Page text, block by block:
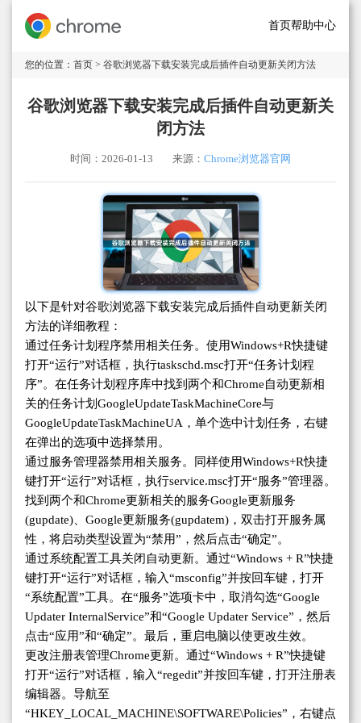
首页帮助中心
您的位置： 首页 > 谷歌浏览器下载安装完成后插件自动更新关闭方法
谷歌浏览器下载安装完成后插件自动更新关
闭方法
时间：2026-01-13 来源： Chrome浏览器官网
以下是针对谷歌浏览器下载安装完成后插件自动更新关闭
方法的详细教程：
通过任务计划程序禁用相关任务。使用Windows+R快捷键
打开“运行”对话框，执行taskschd.msc打开“任务计划程
序”。在任务计划程序库中找到两个和Chrome自动更新相
关的任务计划GoogleUpdateTaskMachineCore与
GoogleUpdateTaskMachineUA，单个选中计划任务，右键
在弹出的选项中选择禁用。
通过服务管理器禁用相关服务。同样使用Windows+R快捷
键打开“运行”对话框，执行service.msc打开“服务”管理器。
找到两个和Chrome更新相关的服务Google更新服务
(gupdate)、Google更新服务(gupdatem)，双击打开服务属
性，将启动类型设置为“禁用”，然后点击“确定”。
通过系统配置工具关闭自动更新。通过“Windows + R”快捷
键打开“运行”对话框，输入“msconfig”并按回车键，打开
“系统配置”工具。在“服务”选项卡中，取消勾选“Google
Updater InternalService”和“Google Updater Service”，然后
点击“应用”和“确定”。最后，重启电脑以使更改生效。
更改注册表管理Chrome更新。通过“Windows + R”快捷键
打开“运行”对话框，输入“regedit”并按回车键，打开注册表
编辑器。导航至
“HKEY_LOCAL_MACHINE\SOFTWARE\Policies”，右键点